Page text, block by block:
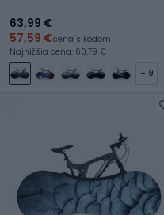
63,99 €
57,59 €cena s kódom
Najnižšia cena: 60,79 €
+ 9